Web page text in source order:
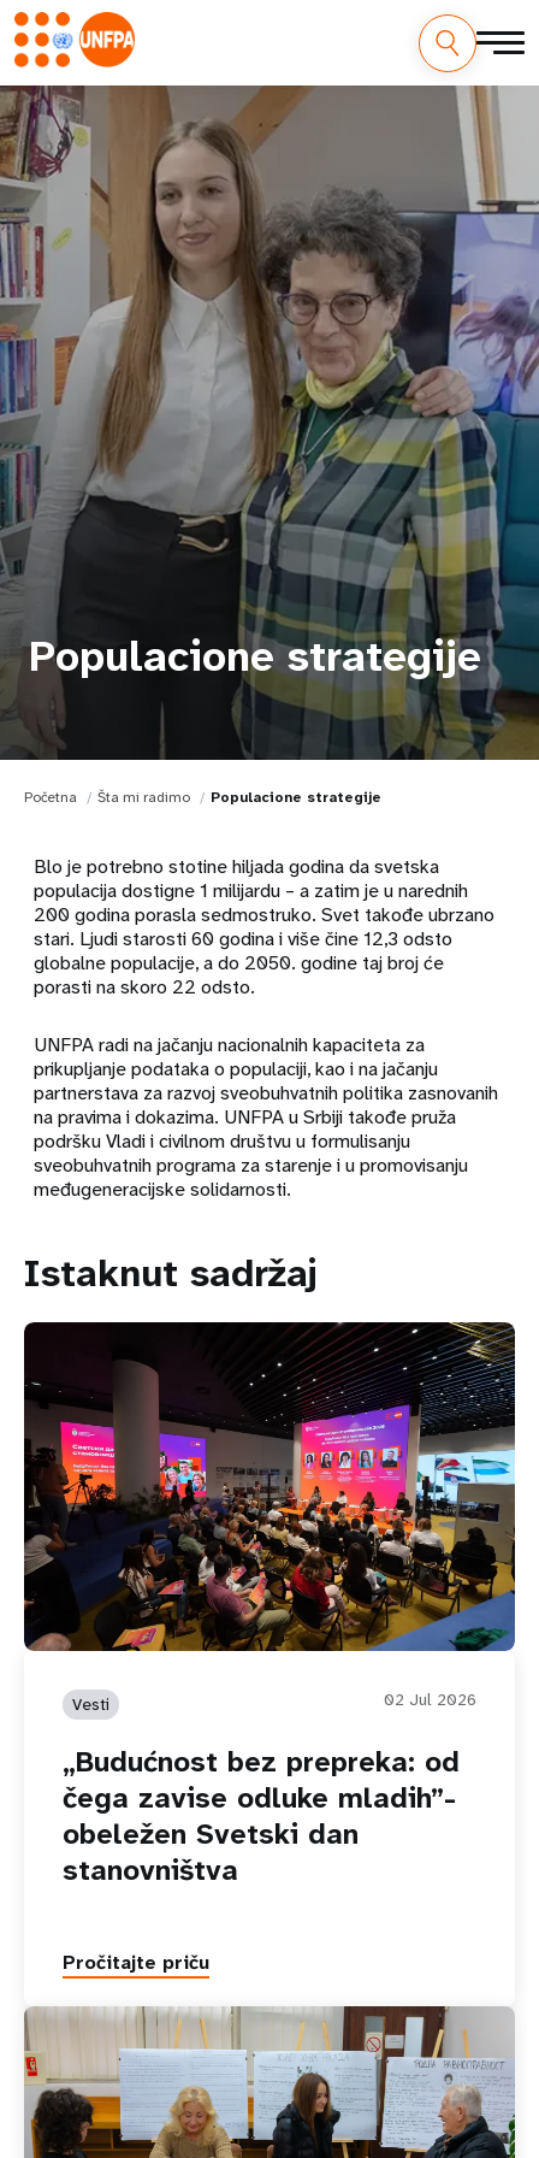
Populacione strategije
Početna Šta mi radimo Populacione strategije
Blo je potrebno stotine hiljada godina da svetska
populacija dostigne 1 milijardu – a zatim je u narednih
200 godina porasla sedmostruko. Svet takođe ubrzano
stari. Ljudi starosti 60 godina i više čine 12,3 odsto
globalne populacije, a do 2050. godine taj broj će
porasti na skoro 22 odsto.
UNFPA radi na jačanju nacionalnih kapaciteta za
prikupljanje podataka o populaciji, kao i na jačanju
partnerstava za razvoj sveobuhvatnih politika zasnovanih
na pravima i dokazima. UNFPA u Srbiji takođe pruža
podršku Vladi i civilnom društvu u formulisanju
sveobuhvatnih programa za starenje i u promovisanju
međugeneracijske solidarnosti.
Istaknut sadržaj
Vesti 02 Jul 2026
„Budućnost bez prepreka: od
čega zavise odluke mladih”-
obeležen Svetski dan
stanovništva
Pročitajte priču